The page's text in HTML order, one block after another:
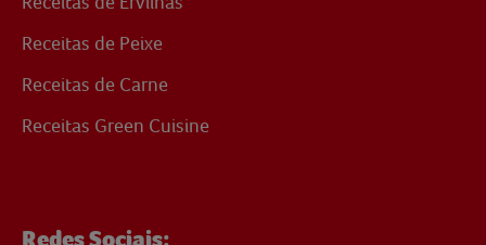
Receitas de Peixe
Receitas de Carne
Receitas Green Cuisine